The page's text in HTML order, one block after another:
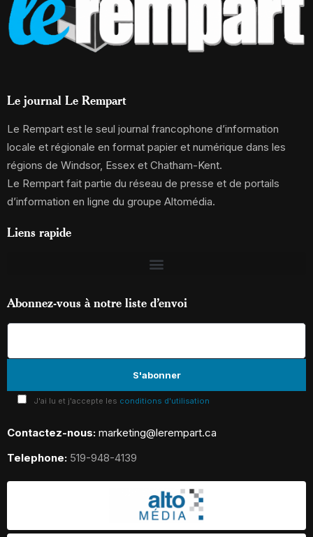
Le journal Le Rempart
Le Rempart est le seul journal francophone d’information
locale et régionale en format papier et numérique dans les
régions de Windsor, Essex et Chatham-Kent.
Le Rempart fait partie du réseau de presse et de portails
d’information en ligne du groupe Altomédia.
Liens rapide
Abonnez-vous à notre liste d’envoi
J'ai lu et j'accepte les conditions d'utilisation
Contactez-nous: marketing@lerempart.ca
Telephone: 519-948-4139